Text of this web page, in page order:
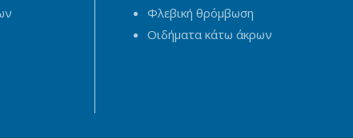
Φλεβική θρόμβωση
Οιδήματα κάτω άκρων